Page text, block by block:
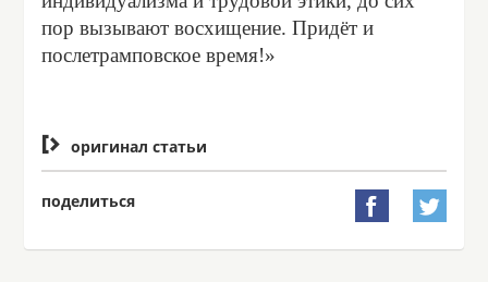
пор вызывают восхищение. Придёт и
послетрамповское время!»
 оригинал статьи
поделиться  